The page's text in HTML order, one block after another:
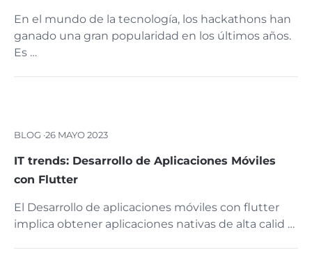
En el mundo de la tecnología, los hackathons han
ganado una gran popularidad en los últimos años.
Es …
BLOG ·26 MAYO 2023
IT trends: Desarrollo de Aplicaciones Móviles
con Flutter
El Desarrollo de aplicaciones móviles con flutter
implica obtener aplicaciones nativas de alta calid …